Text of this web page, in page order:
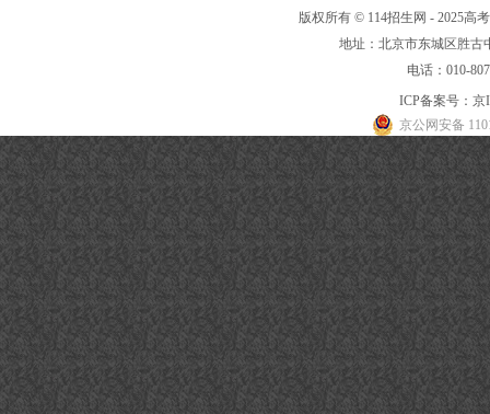
版权所有 © 114招生网 - 2025高
地址：北京市东城区胜
电话：010-
ICP备案号： 京
京公网安备